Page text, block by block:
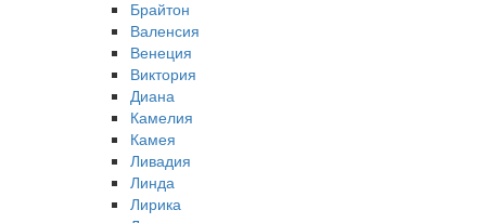
Брайтон
Валенсия
Венеция
Виктория
Диана
Камелия
Камея
Ливадия
Линда
Лирика